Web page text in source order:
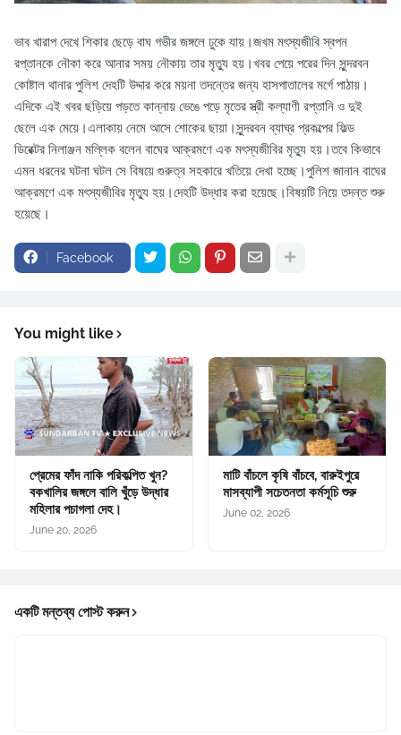
ভাব খারাপ দেখে শিকার ছেড়ে বাঘ গভীর জঙ্গলে ঢুকে যায়।জখম মৎস্যজীবি স্বপন
রপ্তানকে নৌকা করে আনার সময় নৌকায় তার মৃত্যু হয়।খবর পেয়ে পরের দিন সুন্দরবন
কোষ্টাল থানার পুলিশ দেহটি উদ্দার করে ময়না তদন্তের জন্য হাসপাতালের মর্গে পাঠায়।
এদিকে এই খবর ছড়িয়ে পড়তে কান্নায় ভেঙে পড়ে মৃতের স্ত্রী কল্যাণী রপ্তানি ও দুই
ছেলে এক মেয়ে।এলাকায় নেমে আসে শোকের ছায়া।সুন্দরবন ব্যাঘ্র প্রকল্পের ফিল্ড
ডিরেক্টর নিলাঞ্জন মল্লিক বলেন বাঘের আক্রমণে এক মৎস্যজীবির মৃত্যু হয়।তবে কিভাবে
এমন ধরনের ঘটনা ঘটল সে বিষয়ে গুরুত্ব সহকারে খতিয়ে দেখা হচ্ছে।পুলিশ জানান বাঘের
আক্রমণে এক মৎস্যজীবির মৃত্যু হয়।দেহটি উদ্ধার করা হয়েছে।বিষয়টি নিয়ে তদন্ত শুরু
হয়েছে।
Facebook
You might like
প্রেমের ফাঁদ নাকি পরিকল্পিত খুন?
বকখালির জঙ্গলে বালি খুঁড়ে উদ্ধার
মহিলার পচাগলা দেহ।
June 20, 2026
মাটি বাঁচলে কৃষি বাঁচবে, বারুইপুরে
মাসব্যাপী সচেতনতা কর্মসূচি শুরু
June 02, 2026
একটি মন্তব্য পোস্ট করুন